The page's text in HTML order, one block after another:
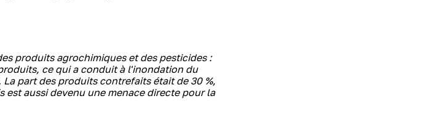
produits agrochimiques et des pesticides :
ce qui a conduit à l'inondation du
part des produits contrefaits était de 30 %,
est aussi devenu une menace directe pour la